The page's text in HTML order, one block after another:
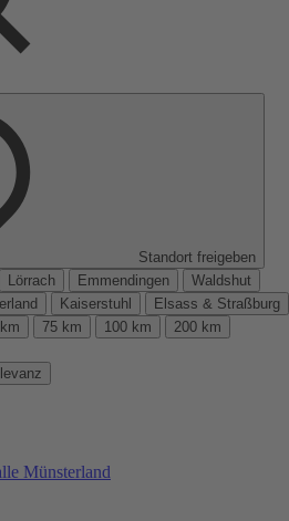
Standort freigeben
Lörrach Emmendingen
Waldshut
Kaiserstuhl
Elsass & Straßburg
75 km 100 km
200 km
Münsterland